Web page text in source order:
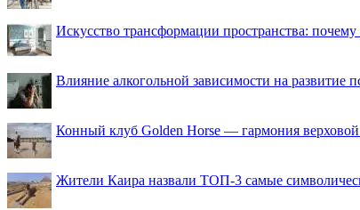
Искусство трансформации пространства:
Влияние алкогольной зависимости на развитие
Конный клуб Golden Horse — гармония
Жители Каира назвали ТОП-3 самые